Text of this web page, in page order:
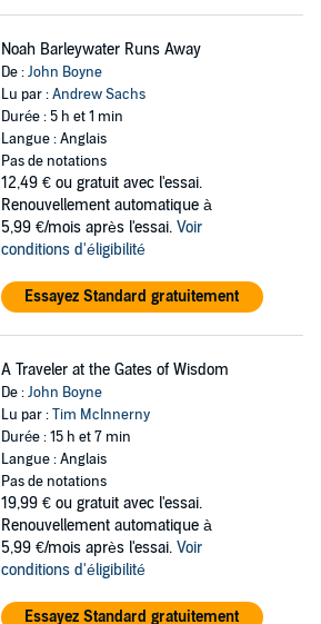
Noah Barleywater Runs Away
De :John Boyne
Lu par :Andrew Sachs
Durée : 5 h et 1 min
Langue : Anglais
Pas de notations
12,49 € ou gratuit avec l'essai.
Renouvellement automatique à
5,99 €/mois après l'essai. Voir
conditions d'éligibilité
Essayez Standard gratuitement
A Traveler at the Gates of Wisdom
De :John Boyne
Lu par :Tim McInnerny
Durée : 15 h et 7 min
Langue : Anglais
Pas de notations
19,99 € ou gratuit avec l'essai.
Renouvellement automatique à
5,99 €/mois après l'essai. Voir
conditions d'éligibilité
Essayez Standard gratuitement